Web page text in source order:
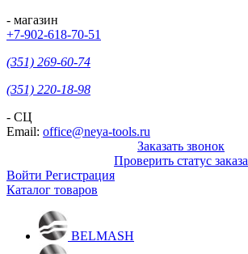
- магазин
+7-902-618-70-51
(351) 269-60-74
(351) 220-18-98
- СЦ
Email: office@neya-tools.ru
Заказать звонок
Проверить статус заказа
Войти Регистрация
Каталог товаров
BELMASH